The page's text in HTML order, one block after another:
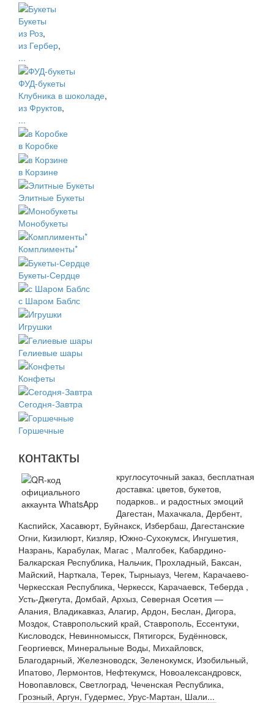
Букеты
из Роз,
из Гербер,
...
ФУД-букеты
Клубника в шоколаде,
из Фруктов,
...
в Коробке
в Корзине
Элитные Букеты
Монобукеты
Комплименты*
Букеты-Сердце
с Шаром Баблс
Игрушки
Гелиевые шары
Конфеты
Сегодня-Завтра
Горшечные
контакты
круглосуточный заказ, бесплатная
доставка: цветов, букетов,
подарков.. и радостных эмоций
Дагестан, Махачкала, Дербент,
Каспийск, Хасавюрт, Буйнакск, Избербаш, Дагестанские
Огни, Кизилюрт, Кизляр, Южно-Сухокумск, Ингушетия,
Назрань, Карабулак, Магас , Малгобек, Кабардино-
Балкарская Республика, Нальчик, Прохладный, Баксан,
Майский, Нарткала, Терек, Тырныауз, Чегем, Карачаево-
Черкесская Республика, Черкесск, Карачаевск, Теберда ,
Усть-Джегута, Домбай, Архыз, Северная Осетия —
Алания, Владикавказ, Алагир, Ардон, Беслан, Дигора,
Моздок, Ставропольский край, Ставрополь, Ессентуки,
Кисловодск, Невинномысск, Пятигорск, Будённовск,
Георгиевск, Минеральные Воды, Михайловск,
Благодарный, Железноводск, Зеленокумск, Изобильный,
Ипатово, Лермонтов, Нефтекумск, Новоалександровск,
Новопавловск, Светлоград, Чеченская Республика,
Грозный, Аргун, Гудермес, Урус-Мартан, Шали...